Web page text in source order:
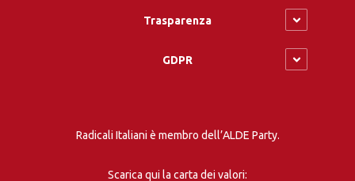
Trasparenza
GDPR
Radicali Italiani è membro dell’ALDE Party.
Scarica qui la carta dei valori: